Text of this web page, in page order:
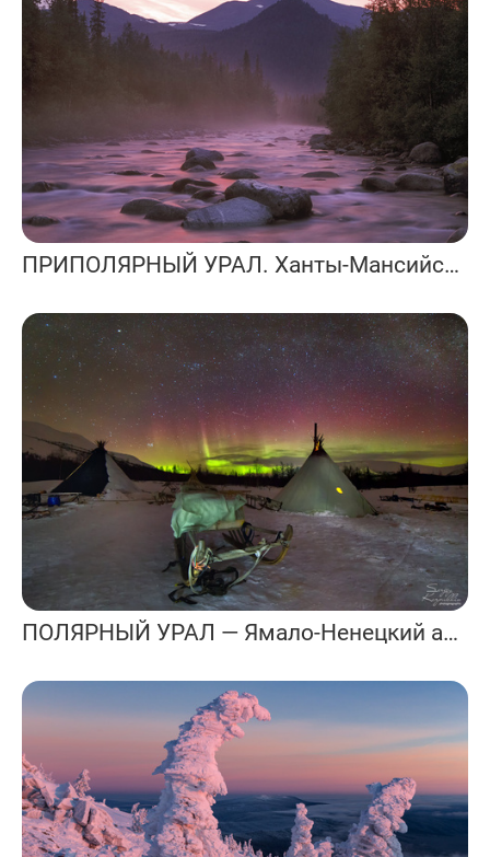
ПРИПОЛЯРНЫЙ УРАЛ. Ханты-Мансийский автономный округ.
ПОЛЯРНЫЙ УРАЛ — Ямало-Ненецкий автономный округ и республика Коми.